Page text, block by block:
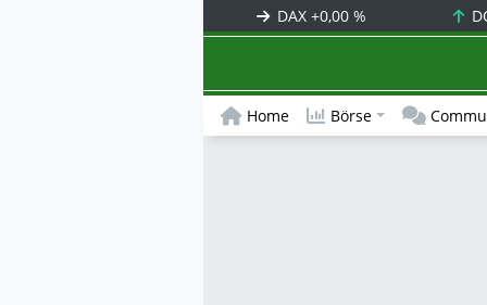
DAX +0,00 %
Home Börse